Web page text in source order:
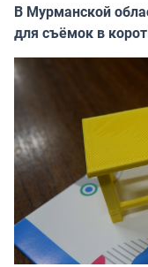
В Мурманской
для съёмок в